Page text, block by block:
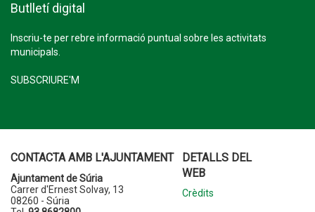
Butlletí digital
Inscriu-te per rebre informació puntual sobre les activitats
municipals.
SUBSCRIURE'M
CONTACTA AMB L'AJUNTAMENT
Ajuntament de Súria
Carrer d'Ernest Solvay, 13
08260 - Súria
DETALLS DEL
WEB
Crèdits